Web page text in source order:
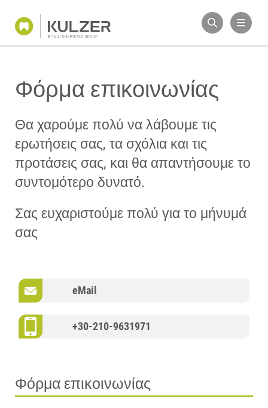
Φόρμα επικοινωνίας
Θα χαρούμε πολύ να λάβουμε τις
ερωτήσεις σας, τα σχόλια και τις
προτάσεις σας, και θα απαντήσουμε το
συντομότερο δυνατό.
Σας ευχαριστούμε πολύ για το μήνυμά
σας
eMail
+30-210-9631971
Φόρμα επικοινωνίας